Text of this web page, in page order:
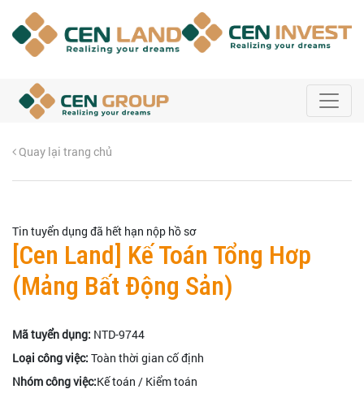
Quay lại trang chủ
Tin tuyển dụng đã hết hạn nộp hồ sơ
[Cen Land] Kế Toán Tổng Hơp
(Mảng Bất Động Sản)
Mã tuyển dụng: NTD-9744
Loại công việc: Toàn thời gian cố định
Nhóm công việc:Kế toán / Kiểm toán